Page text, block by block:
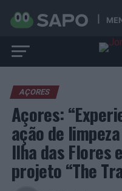
AÇORES
Açores:
ação de
Ilha das Flores
projeto “The